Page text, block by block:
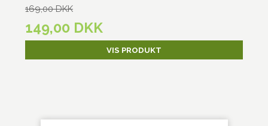
169,00 DKK
149,00 DKK
VIS PRODUKT